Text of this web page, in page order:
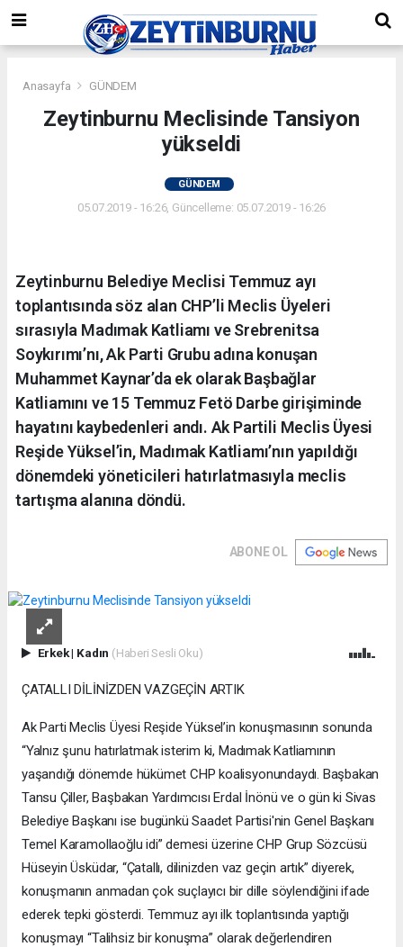
Anasayfa GÜNDEM
Zeytinburnu Meclisinde Tansiyon
yükseldi
GÜNDEM
05.07.2019 - 16:26, Güncelleme: 05.07.2019 - 16:26
Zeytinburnu Belediye Meclisi Temmuz ayı
toplantısında söz alan CHP’li Meclis Üyeleri
sırasıyla Madımak Katliamı ve Srebrenitsa
Soykırımı’nı, Ak Parti Grubu adına konuşan
Muhammet Kaynar’da ek olarak Başbağlar
Katliamını ve 15 Temmuz Fetö Darbe girişiminde
hayatını kaybedenleri andı. Ak Partili Meclis Üyesi
Reşide Yüksel’in, Madımak Katliamı’nın yapıldığı
dönemdeki yöneticileri hatırlatmasıyla meclis
tartışma alanına döndü.
ABONE OL
Erkek| Kadın (Haberi Sesli Oku)
ÇATALLI DİLİNİZDEN VAZGEÇİN ARTIK
Ak Parti Meclis Üyesi Reşide Yüksel’in konuşmasının sonunda
“Yalnız şunu hatırlatmak isterim ki, Madımak Katliamının
yaşandığı dönemde hükümet CHP koalisyonundaydı. Başbakan
Tansu Çiller, Başbakan Yardımcısı Erdal İnönü ve o gün ki Sivas
Belediye Başkanı ise bugünkü Saadet Partisi'nin Genel Başkanı
Temel Karamollaoğlu idi” demesi üzerine CHP Grup Sözcüsü
Hüseyin Üsküdar, “Çatallı, dilinizden vaz geçin artık” diyerek,
konuşmanın anmadan çok suçlayıcı bir dille söylendiğini ifade
ederek tepki gösterdi. Temmuz ayı ilk toplantısında yaptığı
konuşmayı “Talihsiz bir konuşma” olarak değerlendiren